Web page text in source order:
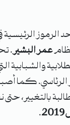
الرئيسية
عمر البشير.
والشبابية
الرئاسي. كما
بالتغيير،
.